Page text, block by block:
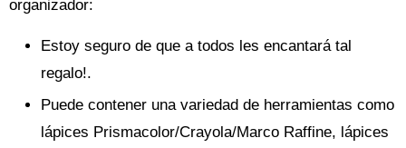
organizador:
Estoy seguro de que a todos les encantará tal
regalo!.
Puede contener una variedad de herramientas como
lápices Prismacolor/Crayola/Marco Raffine, lápices